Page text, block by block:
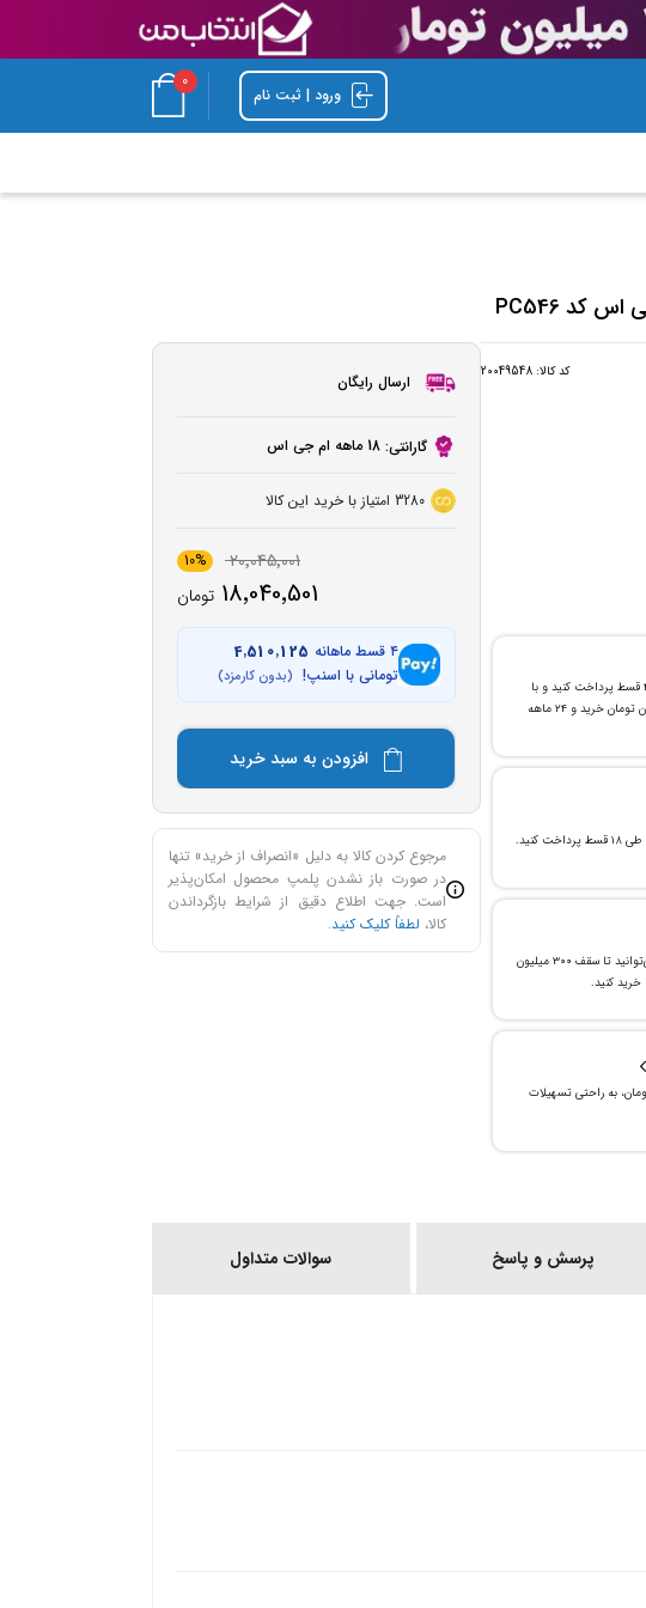
ورود | ثبت نام
0
کد کالا: 20049548
تا ۵۰ میلیون تومان خرید و طی ۴ قسط پرداخت کنید و با
اعتبار بانکی اسنپ‌پی تا ۱۰۰ میلیون تومان خرید و ۲۴ ماهه
با خرید چکی از «انتخاب من»، می‌توانید تا سقف ۳۰۰ میلیون
کنید.
سقف ۱۰۰ میلیون تومان، به راحتی تسهیلات
ارسال رایگان
گارانتی: 18 ماهه ام جی اس
3280 امتیاز با خرید این کالا
20٬045٬001 10%
18٬040٬501 تومان
۴ قسط ماهانه
4٬510٬125
تومانی با اسنپ! (بدون کارمزد)
افزودن به سبد خرید
مرجوع کردن کالا به دلیل «انصراف از خرید» تنها
در صورت باز نشدن پلمپ محصول امکان‌پذیر
است. جهت اطلاع دقیق از شرایط بازگرداندن
کالا، لطفاً کلیک کنید.
پرسش و پاسخ سوالات متداول